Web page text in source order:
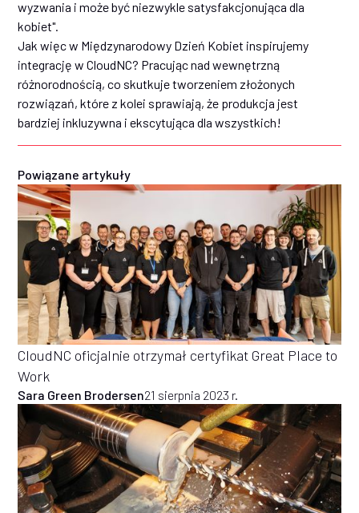
wyzwania i może być niezwykle satysfakcjonująca dla
kobiet".
Jak więc w Międzynarodowy Dzień Kobiet inspirujemy
integrację w CloudNC? Pracując nad wewnętrzną
różnorodnością, co skutkuje tworzeniem złożonych
rozwiązań, które z kolei sprawiają, że produkcja jest
bardziej inkluzywna i ekscytująca dla wszystkich!
Powiązane artykuły
CloudNC oficjalnie otrzymał certyfikat Great Place to
Work
Sara Green Brodersen21 sierpnia 2023 r.